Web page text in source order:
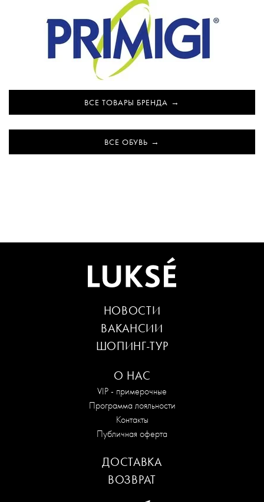
ВСЕ ТОВАРЫ БРЕНДА
ВСЕ ОБУВЬ
О НАС
VIP - примерочные
Программа лояльности
Контакты
Публичная оферта
НОВОСТИ
ВАКАНСИИ
ШОПИНГ-ТУР
ДОСТАВКА
ВОЗВРАТ